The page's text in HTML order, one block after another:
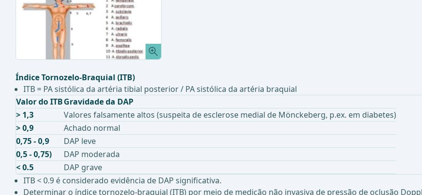
Índice Tornozelo-Braquial (ITB)
ITB = PA sistólica da artéria tibial posterior / PA sistólica da artéria braquial
Valor do ITBGravidade da DAP
> 1,3
Valores falsamente altos (suspeita de esclerose medial de Mönckeberg, p.ex. em diabetes)
> 0,9
Achado normal
0,75 - 0,9
DAP leve
0,5 - 0,75)
DAP moderada
< 0.5
DAP grave
ITB < 0.9 é considerado evidência de DAP significativa.
Determinar o índice tornozelo-braquial (ITB) por meio de medição não invasiva de pressão de oclusão